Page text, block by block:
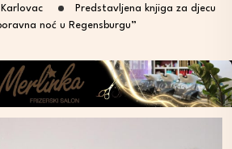
Karlovac
Predstavljena knjiga za djecu
noć u Regensburgu”